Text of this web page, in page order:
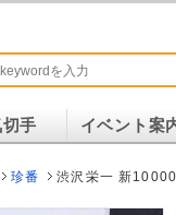
切手 イベント案
珍番 渋沢栄一 新